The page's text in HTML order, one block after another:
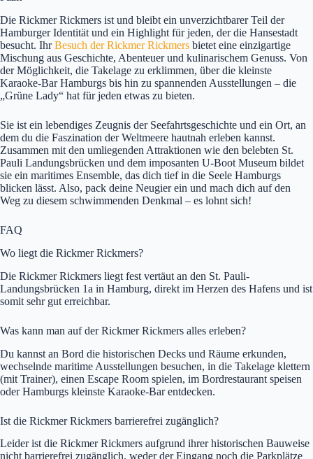
Die Rickmer Rickmers ist und bleibt ein unverzichtbarer Teil der
Hamburger Identität und ein Highlight für jeden, der die Hansestadt
besucht. IhrBesuch der Rickmer Rickmers bietet eine einzigartige
Mischung aus Geschichte, Abenteuer und kulinarischem Genuss. Von
der Möglichkeit, die Takelage zu erklimmen, über die kleinste
Karaoke-Bar Hamburgs bis hin zu spannenden Ausstellungen – die
„Grüne Lady“ hat für jeden etwas zu bieten.
Sie ist ein lebendiges Zeugnis der Seefahrtsgeschichte und ein Ort, an
dem du die Faszination der Weltmeere hautnah erleben kannst.
Zusammen mit den umliegenden Attraktionen wie den belebten St.
Pauli Landungsbrücken und dem imposanten U-Boot Museum bildet
sie ein maritimes Ensemble, das dich tief in die Seele Hamburgs
blicken lässt. Also, pack deine Neugier ein und mach dich auf den
Weg zu diesem schwimmenden Denkmal – es lohnt sich!
FAQ
Wo liegt die Rickmer Rickmers?
Die Rickmer Rickmers liegt fest vertäut an den St. Pauli-
Landungsbrücken 1a in Hamburg, direkt im Herzen des Hafens und ist
somit sehr gut erreichbar.
Was kann man auf der Rickmer Rickmers alles erleben?
Du kannst an Bord die historischen Decks und Räume erkunden,
wechselnde maritime Ausstellungen besuchen, in die Takelage klettern
(mit Trainer), einen Escape Room spielen, im Bordrestaurant speisen
oder Hamburgs kleinste Karaoke-Bar entdecken.
Ist die Rickmer Rickmers barrierefrei zugänglich?
Leider ist die Rickmer Rickmers aufgrund ihrer historischen Bauweise
nicht barrierefrei zugänglich, weder der Eingang noch die Parkplätze